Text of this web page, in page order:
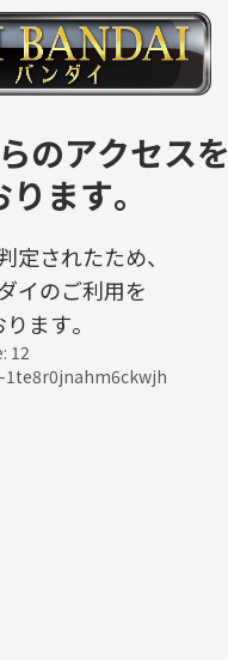
のアクセスを
ます。
定されたため、
イのご利用を
ます。
12
1te8r0jnahm6ckwjh